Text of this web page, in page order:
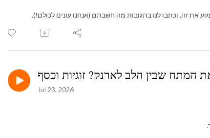
את זה, וכתבו לנו בתגובות מה חשבתם (אנחנו עונים לכולם!).
Jul 23, 2026